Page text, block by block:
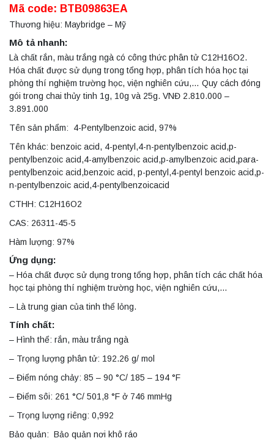
Mã code: BTB09863EA
Thương hiệu: Maybridge – Mỹ
Mô tả nhanh:
Là chất rắn, màu trắng ngà có công thức phân tử C12H16O2.
Hóa chất được sử dụng trong tổng hợp, phân tích hóa học tại
phòng thí nghiệm trường học, viện nghiên cứu,… Quy cách đóng
gói trong chai thủy tinh 1g, 10g và 25g. VNĐ 2.810.000 –
3.891.000
Tên sản phẩm: 4-Pentylbenzoic acid, 97%
Tên khác: benzoic acid, 4-pentyl,4-n-pentylbenzoic acid,p-
pentylbenzoic acid,4-amylbenzoic acid,p-amylbenzoic acid,para-
pentylbenzoic acid,benzoic acid, p-pentyl,4-pentyl benzoic acid,p-
n-pentylbenzoic acid,4-pentylbenzoicacid
CTHH: C12H16O2
CAS: 26311-45-5
Hàm lượng: 97%
Ứng dụng:
– Hóa chất được sử dụng trong tổng hợp, phân tích các chất hóa
học tại phòng thí nghiệm trường học, viện nghiên cứu,…
– Là trung gian của tinh thể lỏng.
Tính chất:
– Hình thể: rắn, màu trắng ngà
– Trọng lượng phân tử: 192.26 g/ mol
– Điểm nóng chảy: 85 – 90 °C/ 185 – 194 °F
– Điểm sôi: 261 °C/ 501,8 °F ở 746 mmHg
– Trọng lượng riêng: 0,992
Bảo quản: Bảo quản nơi khô ráo